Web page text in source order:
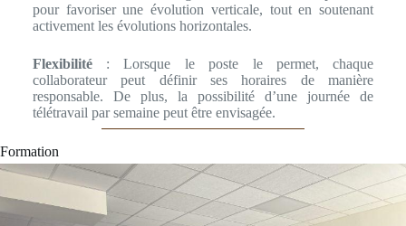
pour favoriser une évolution verticale, tout en soutenant
activement les évolutions horizontales.
Flexibilité: Lorsque le poste le permet, chaque
collaborateur peut définir ses horaires de manière
responsable. De plus, la possibilité d’une journée de
télétravail par semaine peut être envisagée.
Formation